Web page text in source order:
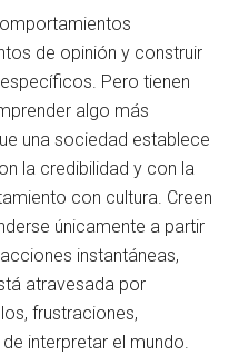
de opinión y construir
Pero tienen
algo más
una sociedad establece
la credibilidad y con la
con cultura. Creen
únicamente a partir
instantáneas,
atravesada por
frustraciones,
interpretar el mundo.